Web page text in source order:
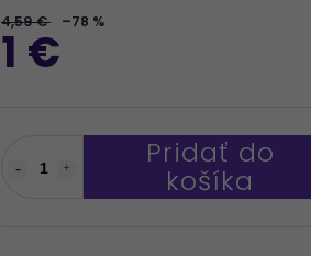
4,59 € –78 %
1 €
Pridať do
košíka